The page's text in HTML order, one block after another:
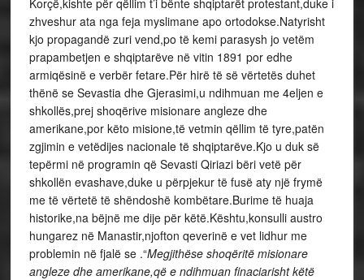
Korçë,kishte për qëllim t’i bënte shqiptarët protestant,duke i
zhveshur ata nga feja myslimane apo ortodokse.Natyrisht
kjo propagandë zuri vend,po të kemi parasysh jo vetëm
prapambetjen e shqiptarëve në vitin 1891 por edhe
armiqësinë e verbër fetare.Për hirë të së vërtetës duhet
thënë se Sevastia dhe Gjerasimi,u ndihmuan me 4eljen e
shkollës,prej shoqërive misionare angleze dhe
amerikane,por këto misione,të vetmin qëllim të tyre,patën
zgjimin e vetëdijes nacionale të shqiptarëve.Kjo u duk së
tepërmi në programin që Sevasti Qiriazi bëri vetë për
shkollën evashave,duke u përpjekur të fusë aty një frymë
me të vërtetë të shëndoshë kombëtare.Burime të huaja
historike,na bëjnë me dije për këtë.Kështu,konsulli austro
hungarez në Manastir,njofton qeverinë e vet lidhur me
problemin në fjalë se .“Megjithëse shoqëritë misionare
angleze dhe amerikane,që e ndihmuan finaciarisht këtë